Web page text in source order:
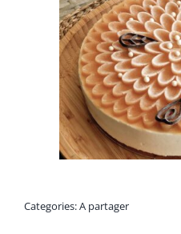
Categories:A partager